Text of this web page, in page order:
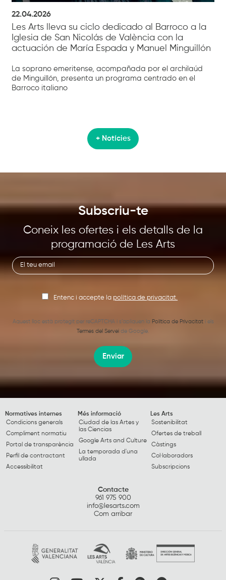
22.04.2026
Les Arts lleva su ciclo dedicado al Barroco a la
Iglesia de San Nicolás de València con la
actuación de María Espada y Manuel Minguillón
La soprano emeritense, acompañada por el archilaúd
de Minguillón, presenta un programa centrado en el
Barroco italiano
+ Notícies
Subscriu-te
Coneix les ofertes i els detalls de la
programació de Les Arts
Entenc i accepte la política de privacitat.
Aquest lloc està protegit per reCAPTCHA i s’apliquen la Política de Privacitati els
Termes del Servei de Google.
Enviar
Normatives internes
Condicions generals
Compliment normatiu
Portal de transparència
Perfil de contractant
Accessibilitat
Més informació
Ciudad de las Artes y
las Ciencias
Google Arts and Culture
La temporada d'una
ullada
Les Arts
Sostenibilitat
Ofertes de treball
Càstings
Col·laboradors
Subscripcions
Contacte
961 975 900
info@lesarts.com
Com arribar